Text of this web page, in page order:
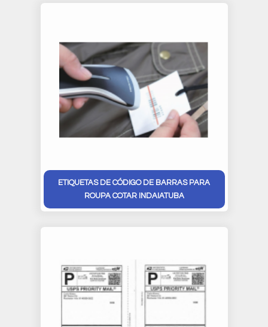
ETIQUETAS DE CÓDIGO DE BARRAS PARA
ROUPA COTAR INDAIATUBA